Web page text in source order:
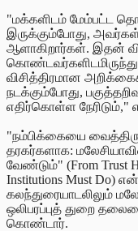
"மக்களிடம் மேம்பட்ட
இருக்கும்போது,
ஆளாகிறார்கள். இதன்
கொண்டவர்களிடமிருந்து
விசித்திரமான
நடக்கும்போது,
எதிர்கொள்ள நேரிடும்,"
"நம்பிக்கையை
தரகர்களாக:
வேண்டும்" (From Trust
Institutions Must Do)
கலந்துரையாடலிலும்
ஒலிபரப்புத் துறை
கொண்டார்.